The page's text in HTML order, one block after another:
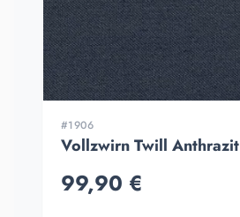
#1906
Vollzwirn Twill Anthrazit
99,90 €